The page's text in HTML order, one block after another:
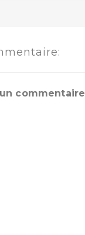
commentaire